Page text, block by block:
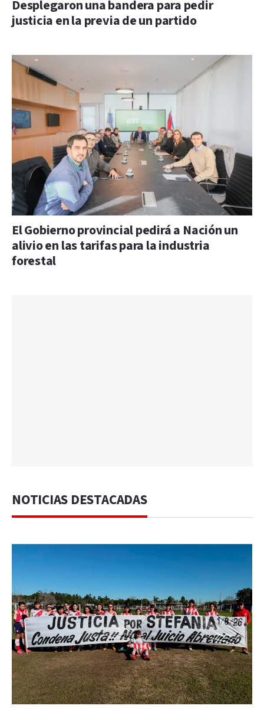
Desplegaron una bandera para pedir
justicia en la previa de un partido
El Gobierno provincial pedirá a Nación un
alivio en las tarifas para la industria
forestal
NOTICIAS DESTACADAS